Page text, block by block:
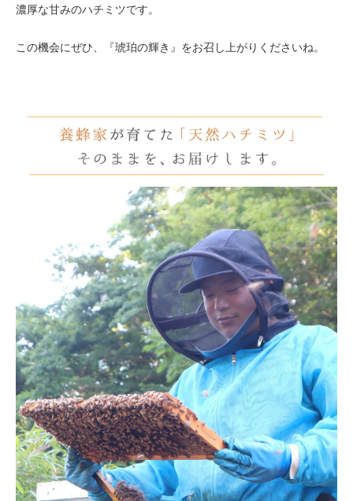
濃厚な甘みのハチミツです。
この機会にぜひ、『琥珀の輝き』をお召し上がりくださいね。